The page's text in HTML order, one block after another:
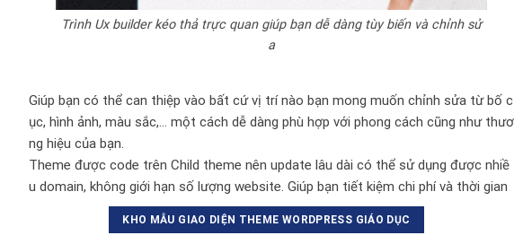
Trình Ux builder kéo thả trực quan giúp bạn dễ dàng tùy biến và chỉnh sử
a
Giúp bạn có thể can thiệp vào bất cứ vị trí nào bạn mong muốn chỉnh sửa từ bố c
ục, hình ảnh, màu sắc,… một cách dễ dàng phù hợp với phong cách cũng như thươ
ng hiệu của bạn.
Theme được code trên Child theme nên update lâu dài có thể sử dụng được nhiề
u domain, không giới hạn số lượng website. Giúp bạn tiết kiệm chi phí và thời gian
KHO MẪU GIAO DIỆN THEME WORDPRESS GIÁO DỤC